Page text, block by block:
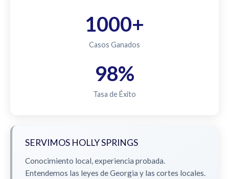
1000+
Casos Ganados
98%
Tasa de Éxito
SERVIMOS HOLLY SPRINGS
Conocimiento local, experiencia probada.
Entendemos las leyes de Georgia y las cortes locales.